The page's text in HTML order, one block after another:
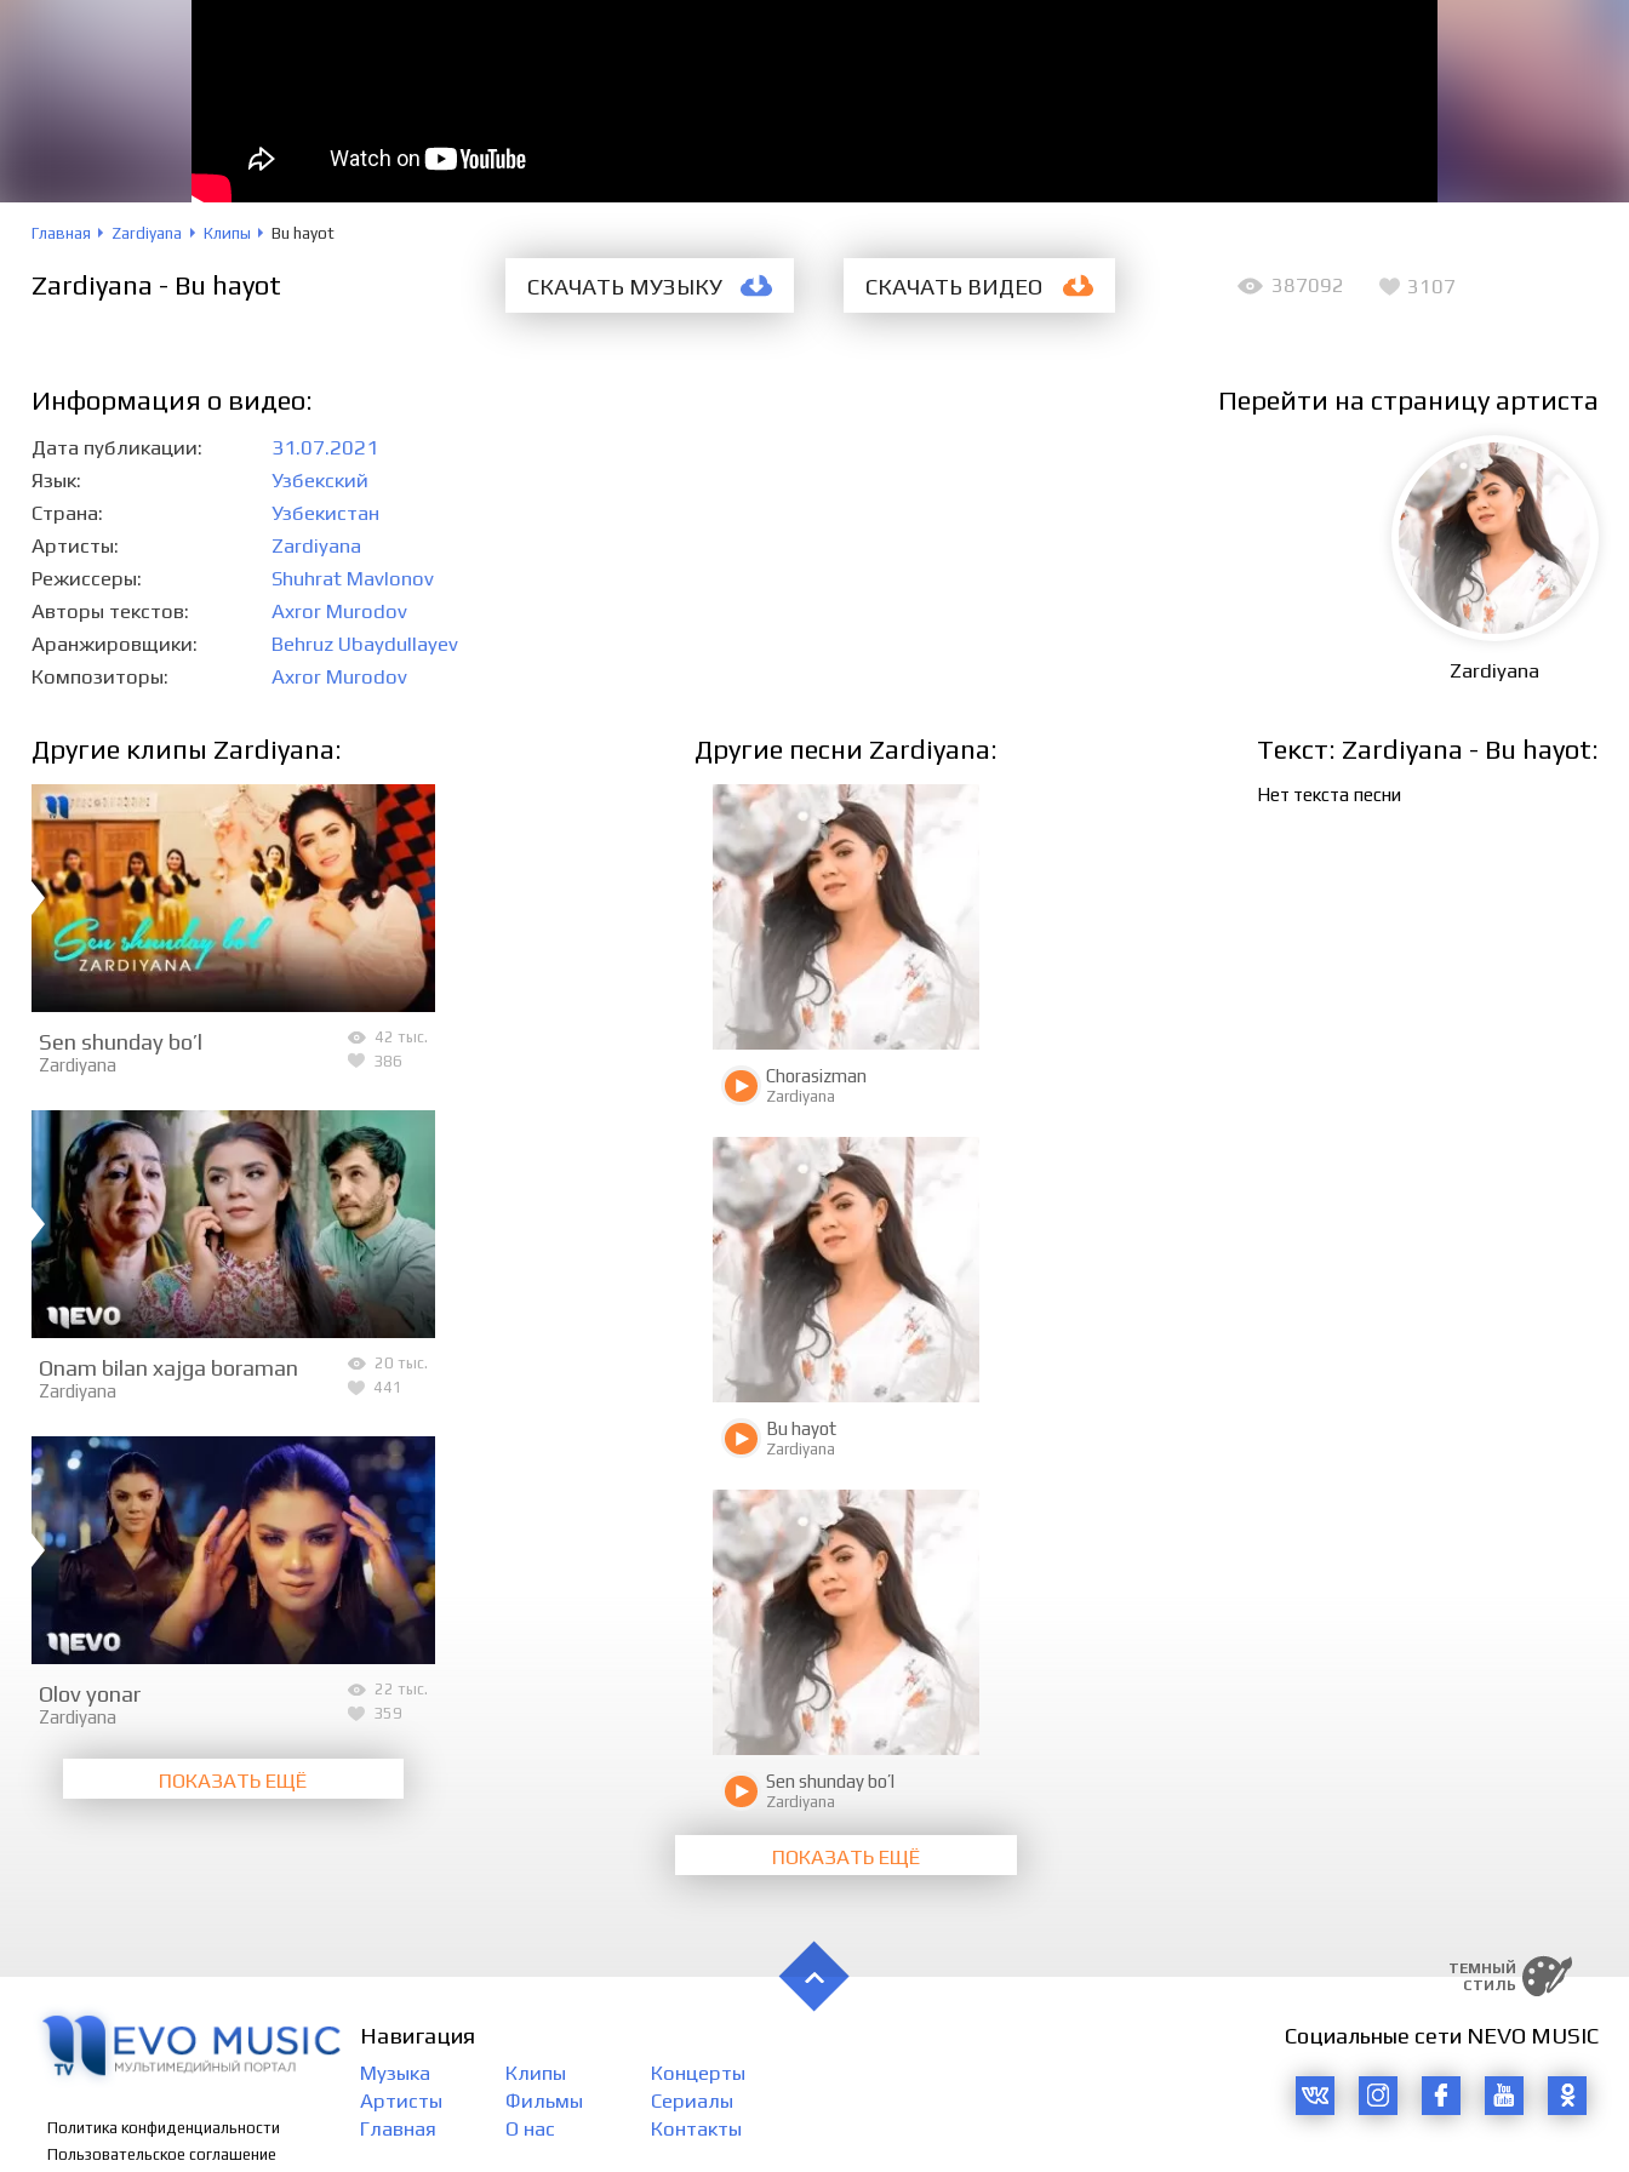
Главная Zardiyana Клипы Bu hayot
Zardiyana - Bu hayot СКАЧАТЬ МУЗЫКУ СКАЧАТЬ ВИДЕО 387092 3107
Информация о видео:
Дата публикации
31.07.2021
Язык
Узбекский
Страна
Узбекистан
Артисты
Zardiyana
Режиссеры
Shuhrat Mavlonov
Авторы текстов
Axror Murodov
Аранжировщики
Behruz Ubaydullayev
Композиторы
Axror Murodov
Перейти на страницу артиста
Zardiyana
Другие клипы Zardiyana:
42 тыс.
386
Sen shunday bo’l
Zardiyana
20 тыс.
441
Onam bilan xajga boraman
Zardiyana
22 тыс.
359
Olov yonar
Zardiyana
ПОКАЗАТЬ ЕЩЁ
Другие песни Zardiyana:
3289 1200
Chorasizman
Zardiyana
3978 1088
Bu hayot
Zardiyana
1672 497
Sen shunday bo’l
Zardiyana
ПОКАЗАТЬ ЕЩЁ
Текст: Zardiyana - Bu hayot:
Нет текста песни
ТЕМНЫЙ
СТИЛЬ
Политика конфиденциальности
Пользовательское соглашение
Навигация
Музыка Клипы
Концерты
Артисты
Фильмы
Сериалы
Главная
О нас Контакты
Социальные сети NEVO MUSIC